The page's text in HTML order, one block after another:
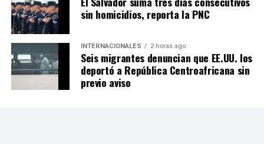
sin homicidios, reporta la PNC
INTERNACIONALES 2 horas ago
Seis migrantes denuncian que EE.UU. los
deportó a República Centroafricana sin
previo aviso